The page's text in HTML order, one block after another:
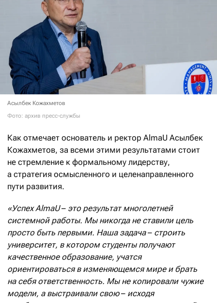
Асылбек Кожахметов
Фото: архив пресс-службы
Как отмечает основатель и ректор AlmaU Асылбек
Кожахметов, за всеми этими результатами стоит
не стремление к формальному лидерству,
а стратегия осмысленного и целенаправленного
пути развития.
«Успех AlmaU– это результат многолетней
системной работы. Мы никогда не ставили цель
просто быть первыми. Наша задача– строить
университет, в котором студенты получают
качественное образование, учатся
ориентироваться в изменяющемся мире и брать
на себя ответственность. Мы не копировали чужие
модели, а выстраивали свою– исходя